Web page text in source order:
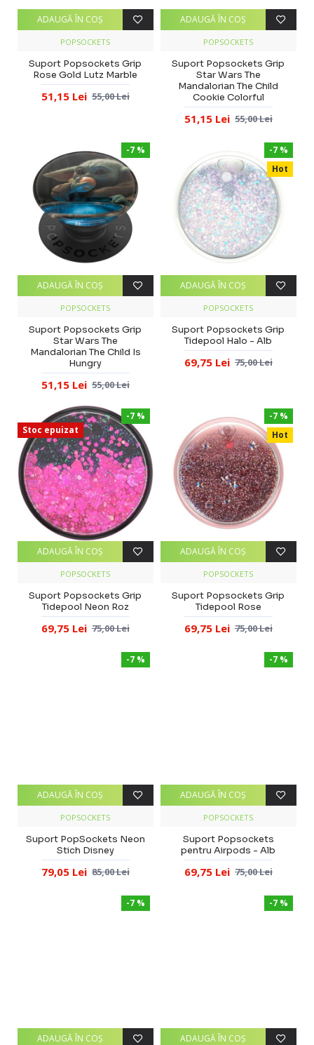
POPSOCKETS
Suport Popsockets Grip
Rose Gold Lutz Marble
51,15 Lei 55,00 Lei
ADAUGĂ ÎN COŞ
POPSOCKETS
Suport Popsockets Grip
Star Wars The
Mandalorian The Child
Cookie Colorful
51,15 Lei 55,00 Lei
ADAUGĂ ÎN COŞ
-7 %
POPSOCKETS
Suport Popsockets Grip
Star Wars The
Mandalorian The Child Is
Hungry
51,15 Lei 55,00 Lei
ADAUGĂ ÎN COŞ
Hot
-7 %
POPSOCKETS
Suport Popsockets Grip
Tidepool Halo - Alb
69,75 Lei 75,00 Lei
ADAUGĂ ÎN COŞ
-7 %
Stoc epuizat
POPSOCKETS
Suport Popsockets Grip
Tidepool Neon Roz
69,75 Lei 75,00 Lei
ADAUGĂ ÎN COŞ
Hot
-7 %
POPSOCKETS
Suport Popsockets Grip
Tidepool Rose
69,75 Lei 75,00 Lei
ADAUGĂ ÎN COŞ
-7 %
POPSOCKETS
Suport PopSockets Neon
Stich Disney
79,05 Lei 85,00 Lei
ADAUGĂ ÎN COŞ
-7 %
POPSOCKETS
Suport Popsockets
pentru Airpods - Alb
69,75 Lei 75,00 Lei
ADAUGĂ ÎN COŞ
-7 %
ADAUGĂ ÎN COŞ
-7 %
ADAUGĂ ÎN COŞ